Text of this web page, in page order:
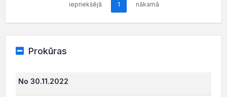
iepriekšējā 1 nākamā
Prokūras
No 30.11.2022